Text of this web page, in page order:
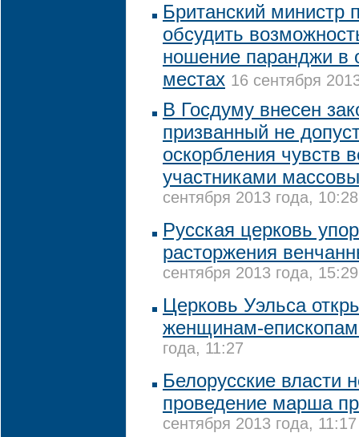
Британский министр
обсудить
ношение паранджи в
местах 16 сентября
В Госдуму внесен
призванный не
оскорбления чувств
участниками
сентября 2013 года, 10:28
Русская церковь
расторжения
сентября 2013 года, 15:29
Церковь Уэльса
женщинам-
года, 11:27
Белорусские власти
проведение марша
сентября 2013 года, 11:17